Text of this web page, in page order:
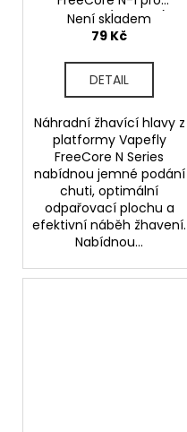
Nicolas II (0,8ohm)
(1ks)
Není skladem
79 Kč
DETAIL
Náhradní žhavící hlavy z
platformy Vapefly
FreeCore N Series
nabídnou jemné podání
chuti, optimální
odpařovací plochu a
efektivní náběh žhavení.
Nabídnou...